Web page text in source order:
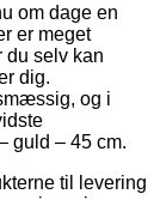
om dage en
er meget
selv kan
dig.
og i
guld – 45 cm.
til levering